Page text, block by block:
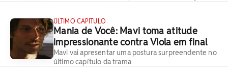
ÚLTIMO CAPÍTULO
Mania de Você: Mavi toma atitude
impressionante contra Viola em final
Mavi vai apresentar uma postura surpreendente no
último capítulo da trama